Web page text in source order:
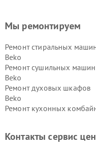
Мы ремонтируем
Ремонт стиральных
Beko
Ремонт сушильных машин
Beko
Ремонт духовых шкафов
Beko
Ремонт кухонных
Ремонт холодильников
Контакты сервис